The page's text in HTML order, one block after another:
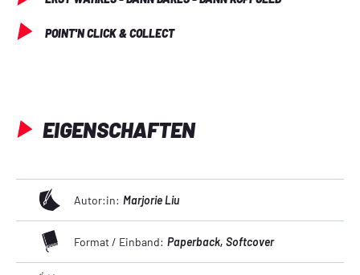
POINT'N CLICK & COLLECT
EIGENSCHAFTEN
Autor:in: Marjorie Liu
Format / Einband: Paperback, Softcover